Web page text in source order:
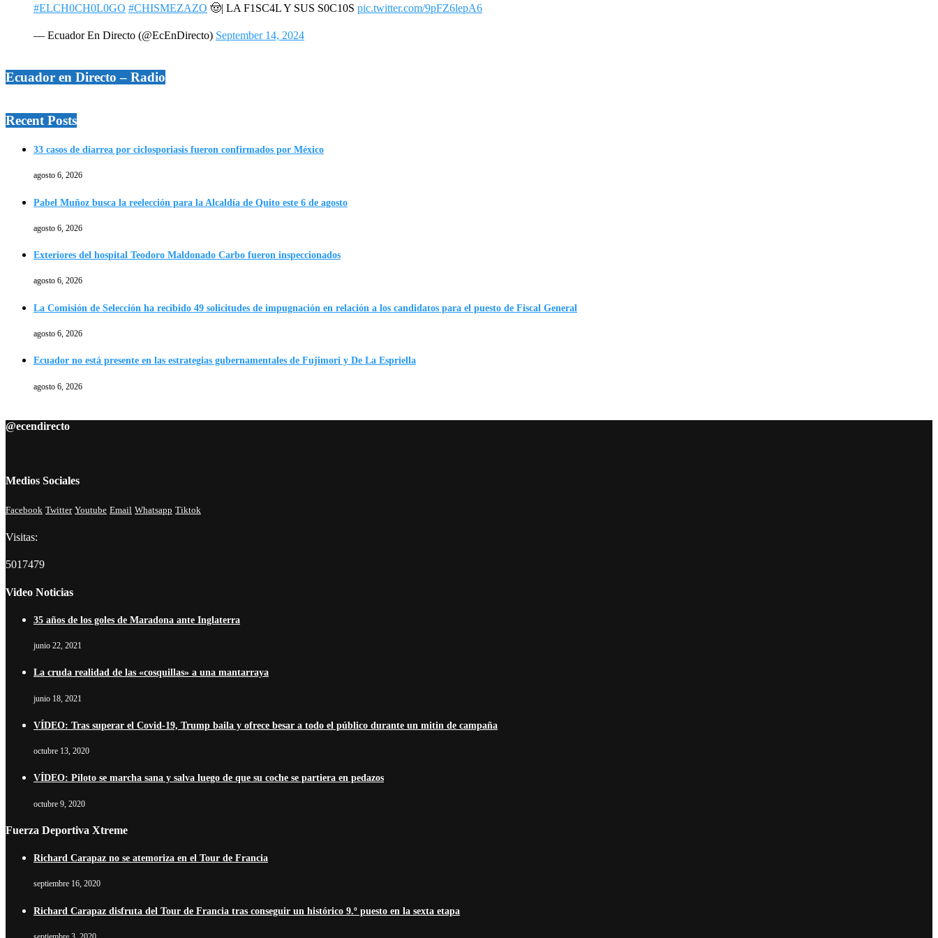
#ELCH0CH0L0GO #CHISMEZAZO 🤠| LA F1SC4L Y SUS S0C10S pic.twitter.com/9pFZ6lepA6
— Ecuador En Directo (@EcEnDirecto) September 14, 2024
Ecuador en Directo – Radio
Recent Posts
33 casos de diarrea por ciclosporiasis fueron confirmados por México
agosto 6, 2026
Pabel Muñoz busca la reelección para la Alcaldía de Quito este 6 de agosto
agosto 6, 2026
Exteriores del hospital Teodoro Maldonado Carbo fueron inspeccionados
agosto 6, 2026
La Comisión de Selección ha recibido 49 solicitudes de impugnación en relación a los candidatos para el puesto de Fiscal General
agosto 6, 2026
Ecuador no está presente en las estrategias gubernamentales de Fujimori y De La Espriella
agosto 6, 2026
@ecendirecto
Medios Sociales
Facebook Twitter Youtube Email Whatsapp Tiktok
Visitas:
5017479
Video Noticias
35 años de los goles de Maradona ante Inglaterra
junio 22, 2021
La cruda realidad de las «cosquillas» a una mantarraya
junio 18, 2021
VÍDEO: Tras superar el Covid-19, Trump baila y ofrece besar a todo el público durante un mitin de campaña
octubre 13, 2020
VÍDEO: Piloto se marcha sana y salva luego de que su coche se partiera en pedazos
octubre 9, 2020
Fuerza Deportiva Xtreme
Richard Carapaz no se atemoriza en el Tour de Francia
septiembre 16, 2020
Richard Carapaz disfruta del Tour de Francia tras conseguir un histórico 9.º puesto en la sexta etapa